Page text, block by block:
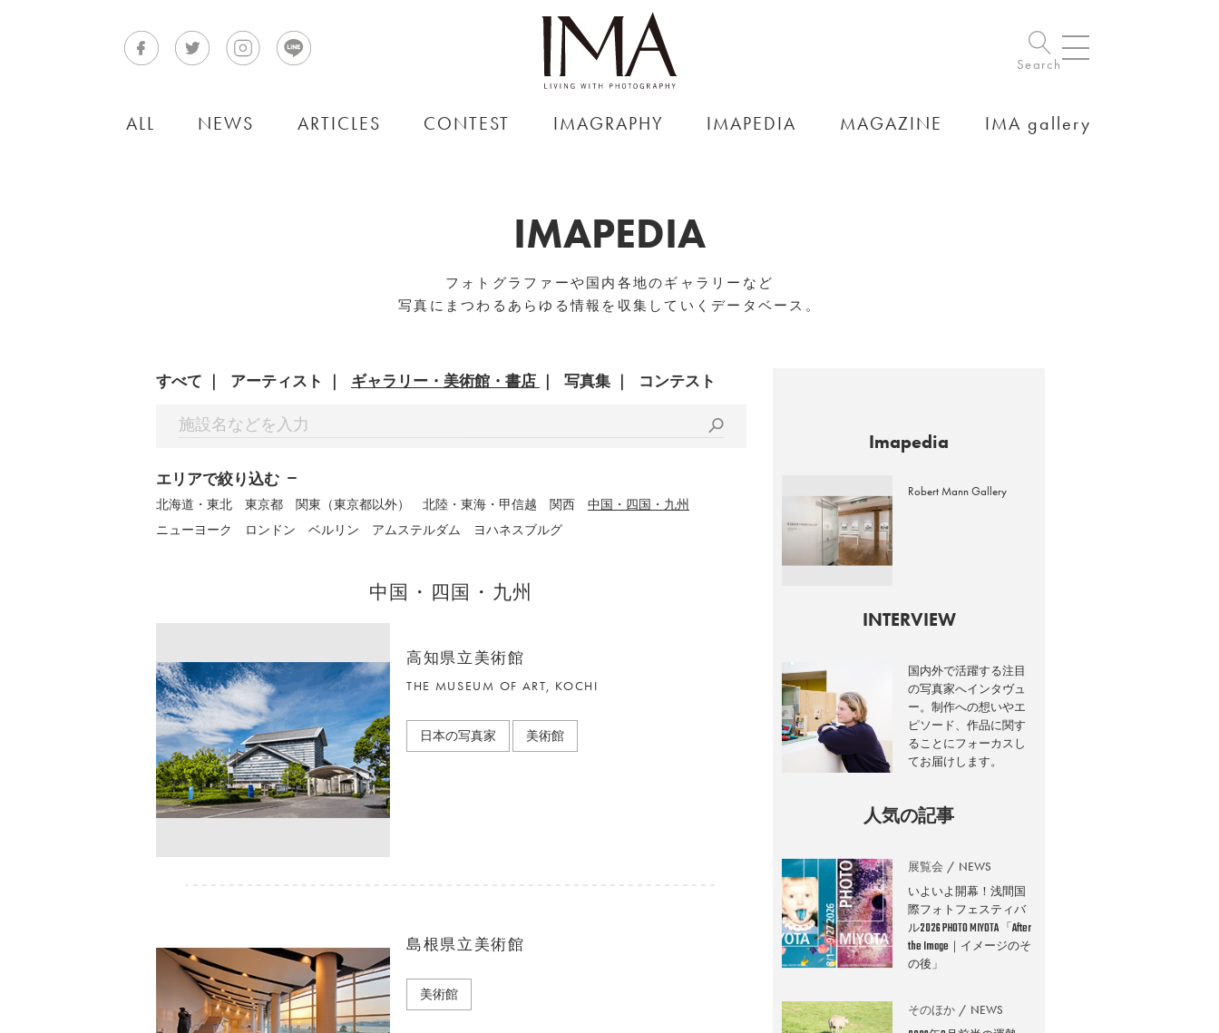
Search
ALL NEWS ARTICLES CONTEST IMAGRAPHY IMAPEDIA MAGAZINE IMA gallery
IMAPEDIA
フォトグラファーや国内各地のギャラリーなど
写真にまつわるあらゆる情報を収集していくデータベース。
すべて アーティスト ギャラリー・美術館・書店 写真集 コンテスト
エリアで絞り込む
北海道・東北 東京都 関東（東京都以外） 北陸・東海・甲信越 関西
中国・四国・九州
ニューヨーク
ロンドン ベルリン アムステルダム ヨハネスブルグ
中国・四国・九州
高知県立美術館
THE MUSEUM OF ART, KOCHI
日本の写真家 美術館
島根県立美術館
美術館
Imapedia
Robert Mann Gallery
INTERVIEW
国内外で活躍する注目
の写真家へインタヴュ
ー。制作への想いやエ
ピソード、作品に関す
ることにフォーカスし
てお届けします。
人気の記事
展覧会 NEWS
いよいよ開幕！浅間国
際フォトフェスティバ
ル2026 PHOTO MIYOTA 「After
the Image｜イメージのそ
の後」
そのほか NEWS